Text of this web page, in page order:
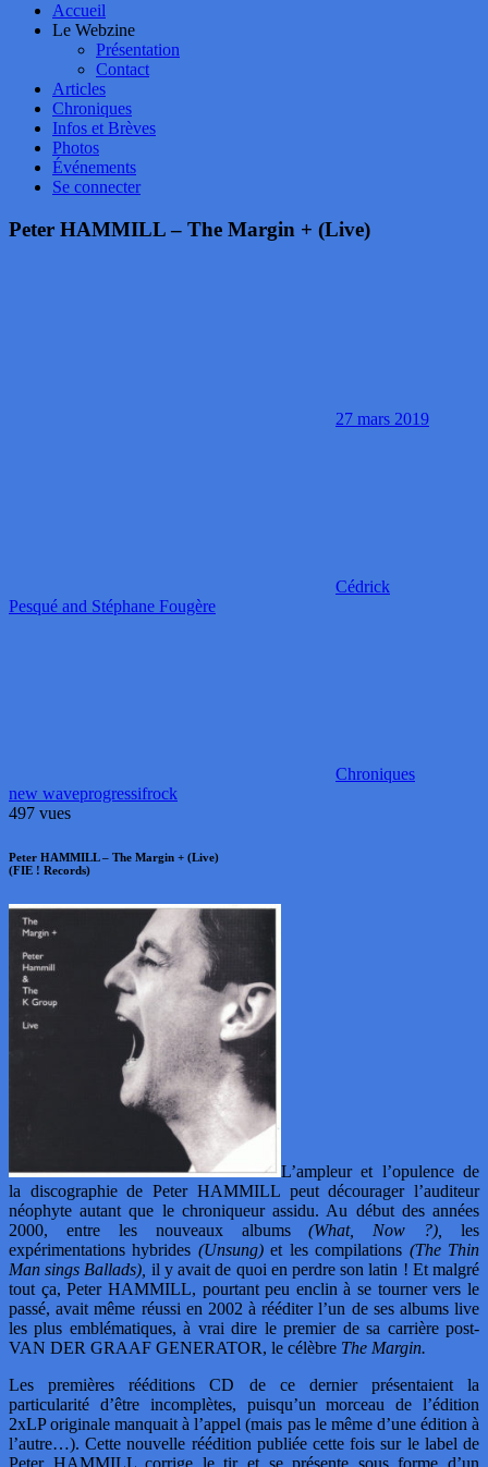
Accueil
Le Webzine
Présentation
Contact
Articles
Chroniques
Infos et Brèves
Photos
Événements
Se connecter
Peter HAMMILL – The Margin + (Live)
27 mars 2019
Cédrick
Pesqué and Stéphane Fougère
Chroniques
new waveprogressifrock
497 vues
Peter HAMMILL – The Margin + (Live)
(FIE ! Records)
L’ampleur et l’opulence de
la discographie de Peter HAMMILL peut décourager l’auditeur
néophyte autant que le chroniqueur assidu. Au début des années
2000, entre les nouveaux albums(What, Now ?),
les
expérimentations hybrides (Unsung)et les compilations (The Thin
Man sings Ballads), il y avait de quoi en perdre son latin ! Et malgré
tout ça, Peter HAMMILL, pourtant peu enclin à se tourner vers le
passé, avait même réussi en 2002 à rééditer l’un de ses albums live
les plus emblématiques, à vrai dire le premier de sa carrière post-
VAN DER GRAAF GENERATOR, le célèbre The Margin.
Les premières rééditions CD de ce dernier présentaient la
particularité d’être incomplètes, puisqu’un morceau de l’édition
2xLP originale manquait à l’appel (mais pas le même d’une édition à
l’autre…). Cette nouvelle réédition publiée cette fois sur le label de